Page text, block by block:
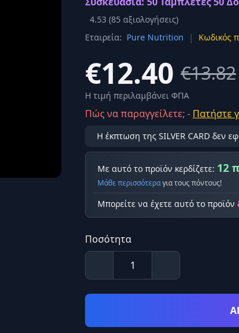
Προβολή όλων των αποτελεσμάτων
4.53 (85 αξιολογήσεις)
Εταιρεία: Pure Nutrition | Κωδικός
€12.40 €13.82
Η τιμή περιλαμβάνει ΦΠΑ
Πώς να παραγγείλετε; - Πατήστε
Η έκπτωση της SILVER CARD δεν
Με αυτό το προϊόν κερδίζετε: 12
Μάθε περισσότεραγια τους πόντους!
Μπορείτε να έχετε αυτό το προϊόν
Ποσότητα
Σύνδεση
Εγγραφείτε εδώ
Ασφαλής